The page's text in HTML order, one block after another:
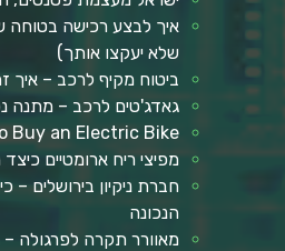
איך לבצע רכישה בטוחה
שלא יעקצו אותך)
ביטוח מקיף לרכב – איך
גאדג'טים לרכב – מתנה
Buy an Electric Bike
מפיצי ריח ארומטיים
חברת ניקיון בירושלים
הנכונה
מאוורר תקרה לפרגולה